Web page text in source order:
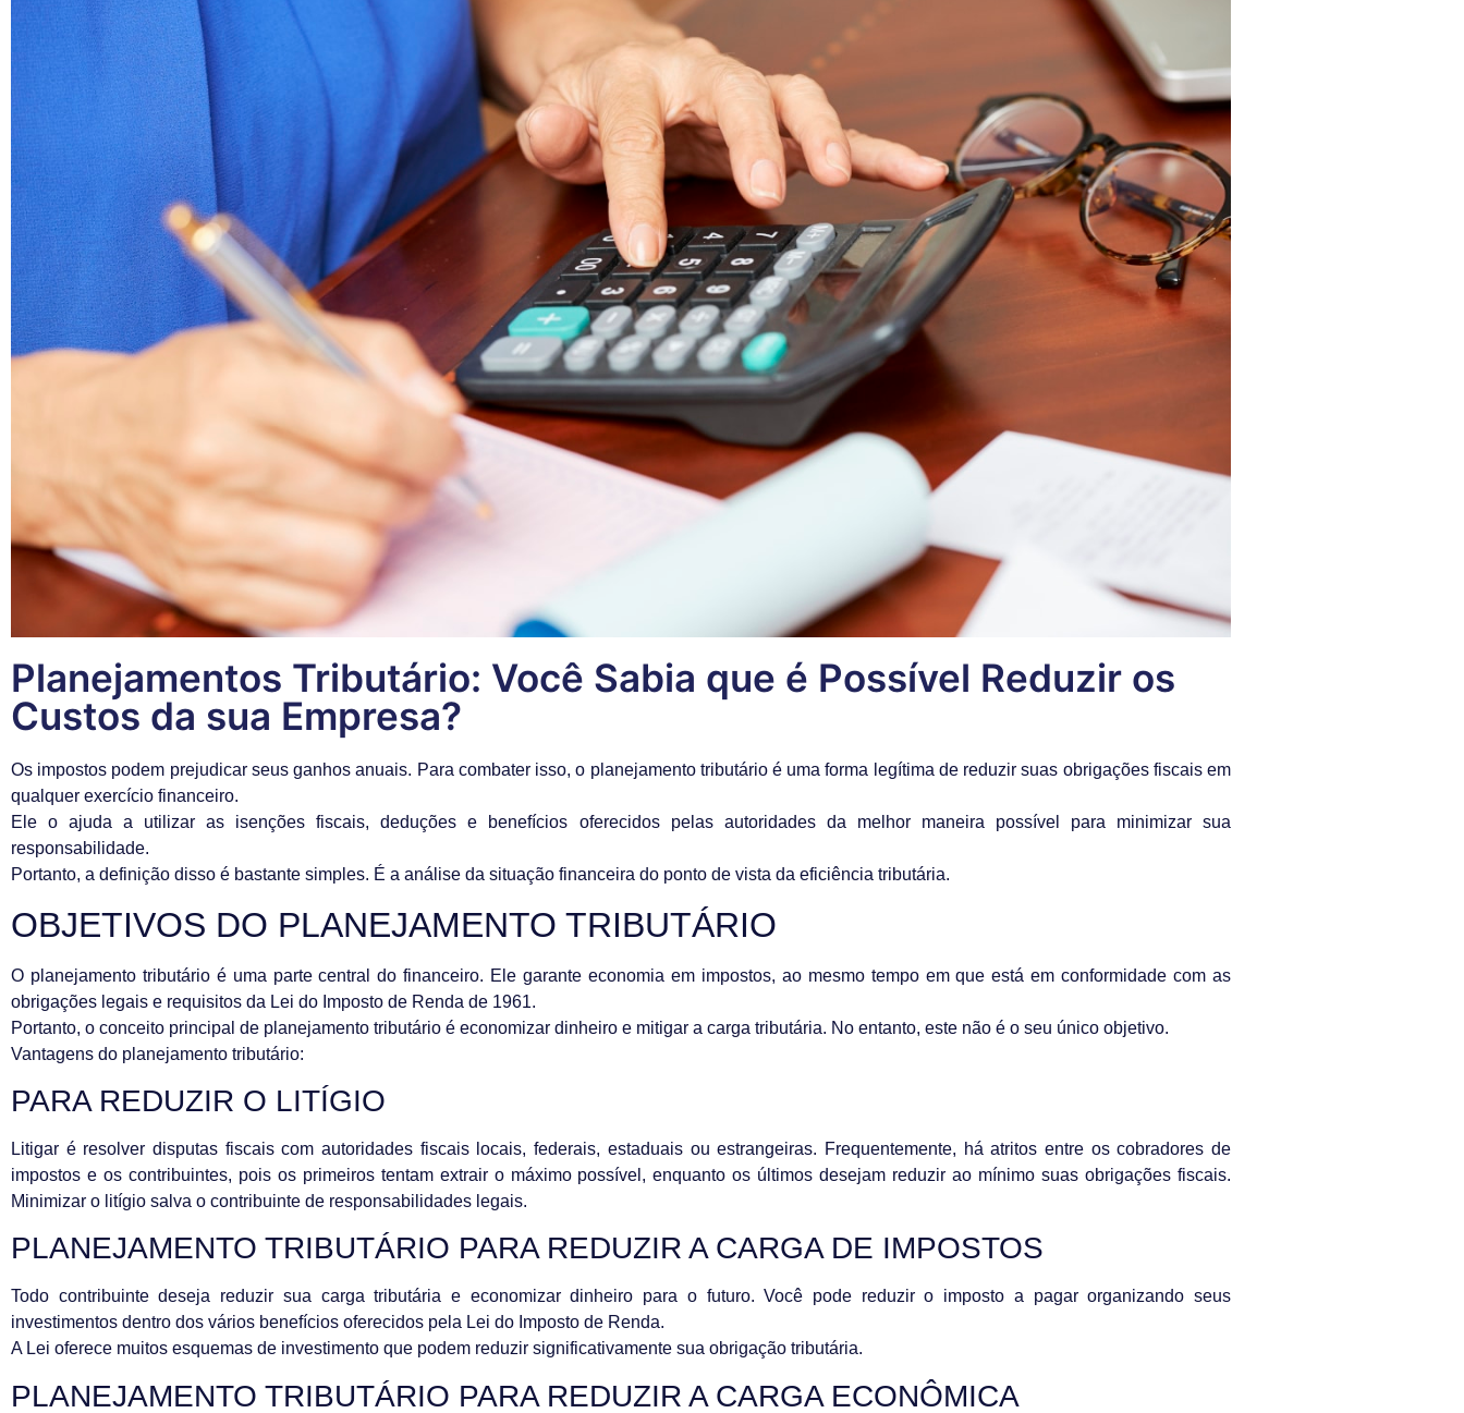
Planejamentos Tributário: Você Sabia que é Possível Reduzir os
Custos da sua Empresa?
Os impostos podem prejudicar seus ganhos anuais. Para combater isso, o planejamento tributário é uma forma legítima de reduzir suas obrigações fiscais em
qualquer exercício financeiro.
Ele o ajuda a utilizar as isenções fiscais, deduções e benefícios oferecidos pelas autoridades da melhor maneira possível para minimizar sua
responsabilidade.
Portanto, a definição disso é bastante simples. É a análise da situação financeira do ponto de vista da eficiência tributária.
OBJETIVOS DO PLANEJAMENTO TRIBUTÁRIO
O planejamento tributário é uma parte central do financeiro. Ele garante economia em impostos, ao mesmo tempo em que está em conformidade com as
obrigações legais e requisitos da Lei do Imposto de Renda de 1961.
Portanto, o conceito principal de planejamento tributário é economizar dinheiro e mitigar a carga tributária. No entanto, este não é o seu único objetivo.
Vantagens do planejamento tributário:
PARA REDUZIR O LITÍGIO
Litigar é resolver disputas fiscais com autoridades fiscais locais, federais, estaduais ou estrangeiras. Frequentemente, há atritos entre os cobradores de
impostos e os contribuintes, pois os primeiros tentam extrair o máximo possível, enquanto os últimos desejam reduzir ao mínimo suas obrigações fiscais.
Minimizar o litígio salva o contribuinte de responsabilidades legais.
PLANEJAMENTO TRIBUTÁRIO PARA REDUZIR A CARGA DE IMPOSTOS
Todo contribuinte deseja reduzir sua carga tributária e economizar dinheiro para o futuro. Você pode reduzir o imposto a pagar organizando seus
investimentos dentro dos vários benefícios oferecidos pela Lei do Imposto de Renda.
A Lei oferece muitos esquemas de investimento que podem reduzir significativamente sua obrigação tributária.
PLANEJAMENTO TRIBUTÁRIO PARA REDUZIR A CARGA ECONÔMICA